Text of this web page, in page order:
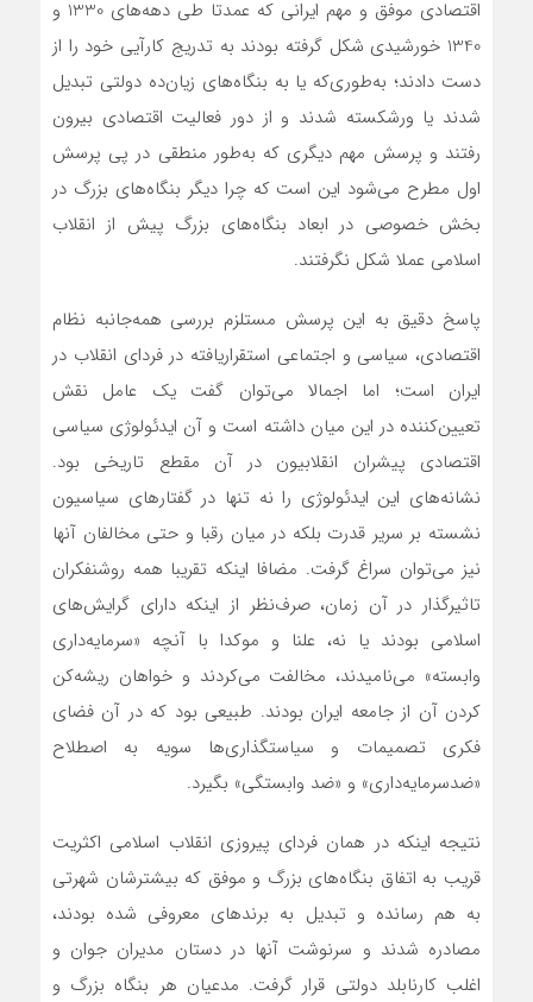
اقتصادی موفق و مهم ایرانی که عمدتا طی دهه‌های 1330 و
1340 خورشیدی شکل گرفته بودند به تدریج کارآیی خود را از
دست دادند؛ به‌طوری‌که یا به بنگاه‌های زیان‌ده دولتی تبدیل
شدند یا ورشکسته شدند و از دور فعالیت اقتصادی بیرون
رفتند و پرسش مهم دیگری که به‌طور منطقی در پی پرسش
اول مطرح می‌شود این است که چرا دیگر بنگاه‌های بزرگ در
بخش خصوصی در ابعاد بنگاه‌های بزرگ پیش از انقلاب
اسلامی عملا شکل نگرفتند.
پاسخ دقیق به این پرسش مستلزم بررسی همه‌جانبه نظام
اقتصادی، سیاسی و اجتماعی استقراریافته در فردای انقلاب در
ایران است؛ اما اجمالا می‌توان گفت یک عامل نقش
تعیین‌کننده در این میان داشته است و آن ایدئولوژی سیاسی
اقتصادی پیشران انقلابیون در آن مقطع تاریخی بود.
نشانه‌های این ایدئولوژی را نه تنها در گفتارهای سیاسیون
نشسته بر سریر قدرت بلکه در میان رقبا و حتی مخالفان آنها
نیز می‌توان سراغ گرفت. مضافا اینکه تقریبا همه روشنفکران
تاثیرگذار در آن زمان، صرف‌نظر از اینکه دارای گرایش‌های
اسلامی بودند یا نه، علنا و موکدا با آنچه «سرمایه‌داری
وابسته» می‌نامیدند، مخالفت می‌کردند و خواهان ریشه‌کن
کردن آن از جامعه ایران بودند. طبیعی بود که در آن فضای
فکری تصمیمات و سیاستگذاری‌ها سویه به اصطلاح
«ضدسرمایه‌داری» و «ضد وابستگی» بگیرد.
نتیجه اینکه در همان فردای پیروزی انقلاب اسلامی اکثریت
قریب به اتفاق بنگاه‌های بزرگ و موفق که بیشترشان شهرتی
به هم رسانده و تبدیل به برندهای معروفی شده بودند،
مصادره شدند و سرنوشت آنها در دستان مدیران جوان و
اغلب کارنابلد دولتی قرار گرفت. مدعیان هر بنگاه بزرگ و